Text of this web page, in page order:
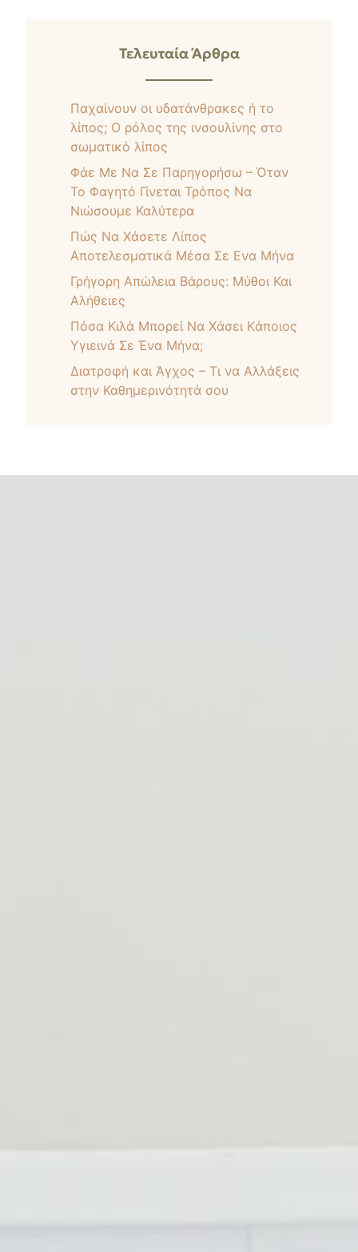
Τελευταία Άρθρα
Παχαίνουν οι υδατάνθρακες ή το
λίπος; Ο ρόλος της ινσουλίνης στο
σωματικό λίπος
Φάε Με Να Σε Παρηγορήσω – Όταν
Το Φαγητό Γίνεται Τρόπος Να
Νιώσουμε Καλύτερα
Πώς Nα Xάσετε Λίπος
Αποτελεσματικά Μέσα Σε Ενα Μήνα
Γρήγορη Απώλεια Βάρους: Μύθοι Και
Αλήθειες
Πόσα Kιλά Mπορεί Nα Xάσει Kάποιος
Yγιεινά Σε Ένα Μήνα;
Διατροφή και Άγχος – Τι να Αλλάξεις
στην Καθημερινότητά σου